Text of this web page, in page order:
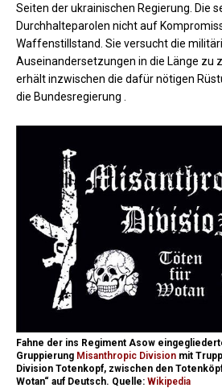
Seiten der ukrainischen Regierung. Die
Durchhalteparolen nicht auf
Waffenstillstand. Sie versucht die
Auseinandersetzungen in die Länge zu
erhält inzwischen die dafür nötigen
die Bundesregierung .
Fahne der ins Regiment Asow
Gruppierung Misanthropic Division mit
Division Totenkopf, zwischen den
Wotan“ auf Deutsch. Quelle: Wikipedia